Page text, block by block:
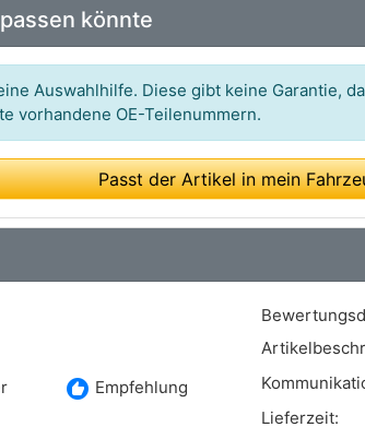
könnte
Auswahlhilfe. Diese gibt keine Garantie,
vorhandene OE-Teilenummern.
Passt der Artikel in mein
recommend Empfehlung
Lieferzeit: